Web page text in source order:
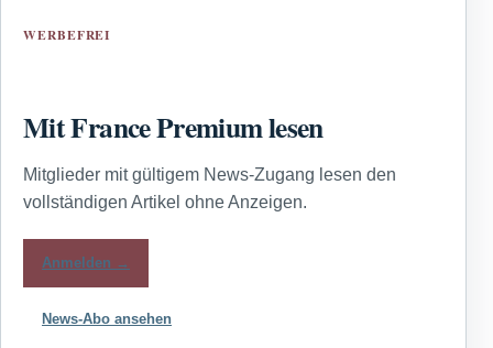
WERBEFREI
Mit France Premium lesen
Mitglieder mit gültigem News-Zugang lesen den
vollständigen Artikel ohne Anzeigen.
Anmelden →
News-Abo ansehen